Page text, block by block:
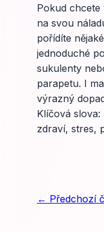
Pokud
na svou
pořídíte
jednoduché
sukulenty
parapetu. I
výrazný
Klíčová slova:
zdraví, stres,
← Předchozí